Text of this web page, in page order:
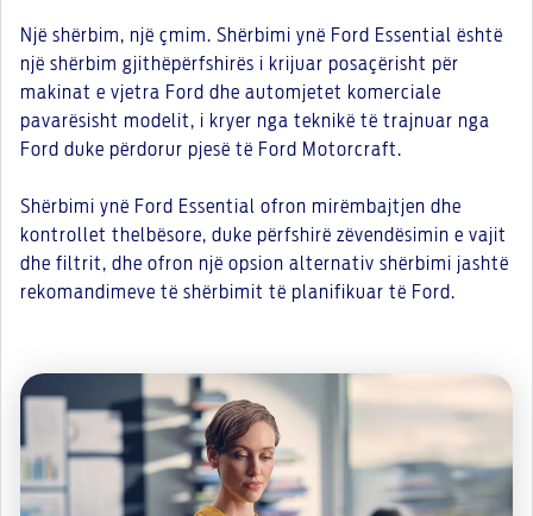
Një shërbim, një çmim. Shërbimi ynë Ford Essential është
një shërbim gjithëpërfshirës i krijuar posaçërisht për
makinat e vjetra Ford dhe automjetet komerciale
pavarësisht modelit, i kryer nga teknikë të trajnuar nga
Ford duke përdorur pjesë të Ford Motorcraft.
Shërbimi ynë Ford Essential ofron mirëmbajtjen dhe
kontrollet thelbësore, duke përfshirë zëvendësimin e vajit
dhe filtrit, dhe ofron një opsion alternativ shërbimi jashtë
rekomandimeve të shërbimit të planifikuar të Ford.